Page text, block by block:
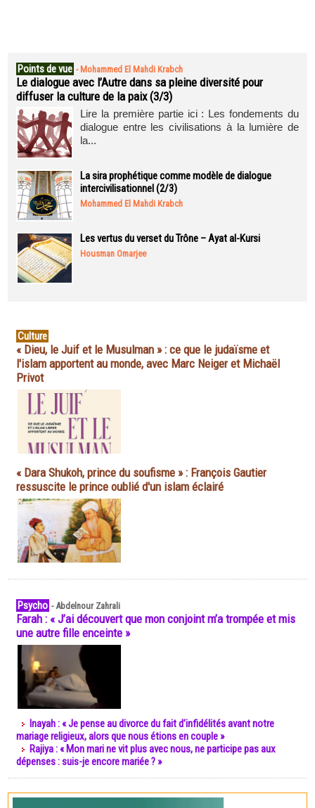
Points de vue - Mohammed El Mahdi Krabch
Le dialogue avec l’Autre dans sa pleine diversité pour
diffuser la culture de la paix (3/3)
Lire la première partie ici : Les fondements du
dialogue entre les civilisations à la lumière de
la...
La sira prophétique comme modèle de dialogue
intercivilisationnel (2/3)
Mohammed El Mahdi Krabch
Les vertus du verset du Trône – Ayat al-Kursi
Housman Omarjee
Culture
« Dieu, le Juif et le Musulman » : ce que le judaïsme et
l'islam apportent au monde, avec Marc Neiger et Michaël
Privot
« Dara Shukoh, prince du soufisme » : François Gautier
ressuscite le prince oublié d'un islam éclairé
Psycho -Abdelnour Zahrali
Farah : « J’ai découvert que mon conjoint m’a trompée et mis
une autre fille enceinte »
Inayah : « Je pense au divorce du fait d’infidélités avant notre
mariage religieux, alors que nous étions en couple »
Rajiya : « Mon mari ne vit plus avec nous, ne participe pas aux
dépenses : suis-je encore mariée ? »